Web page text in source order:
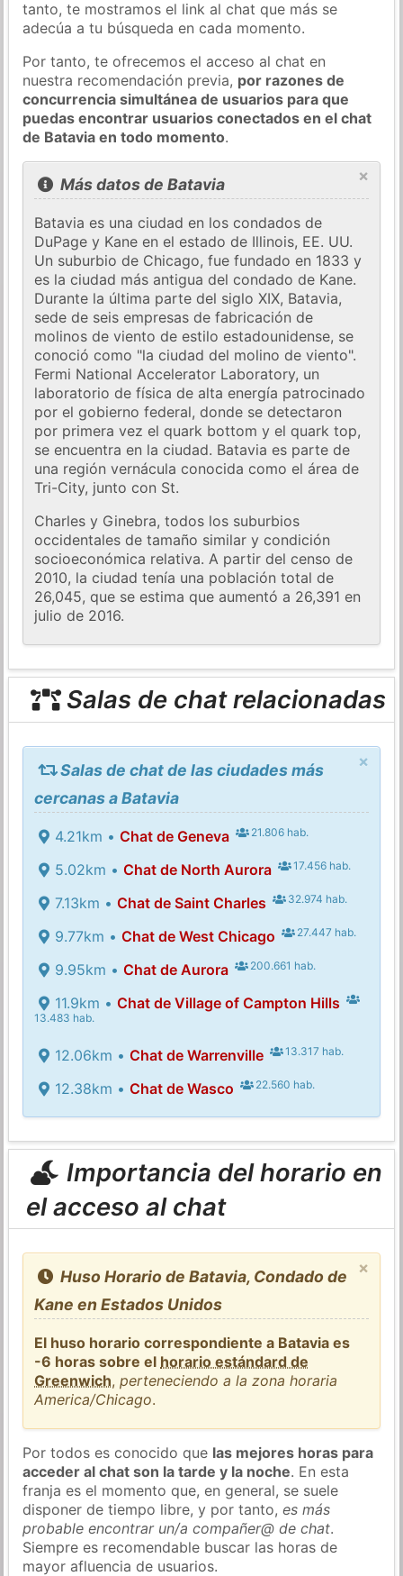
tanto, te mostramos el link al chat que más se
adecúa a tu búsqueda en cada momento.
Por tanto, te ofrecemos el acceso al chat en
nuestra recomendación previa, por razones de
concurrencia simultánea de usuarios para que
puedas encontrar usuarios conectados en el chat
de Batavia en todo momento.
×
Más datos de Batavia
Batavia es una ciudad en los condados de
DuPage y Kane en el estado de Illinois, EE. UU.
Un suburbio de Chicago, fue fundado en 1833 y
es la ciudad más antigua del condado de Kane.
Durante la última parte del siglo XIX, Batavia,
sede de seis empresas de fabricación de
molinos de viento de estilo estadounidense, se
conoció como "la ciudad del molino de viento".
Fermi National Accelerator Laboratory, un
laboratorio de física de alta energía patrocinado
por el gobierno federal, donde se detectaron
por primera vez el quark bottom y el quark top,
se encuentra en la ciudad. Batavia es parte de
una región vernácula conocida como el área de
Tri-City, junto con St.
Charles y Ginebra, todos los suburbios
occidentales de tamaño similar y condición
socioeconómica relativa. A partir del censo de
2010, la ciudad tenía una población total de
26,045, que se estima que aumentó a 26,391 en
julio de 2016.
Salas de chat relacionadas
×
Salas de chat de las ciudades más
cercanas a Batavia
4.21km • Chat de Geneva 21.806 hab.
5.02km • Chat de North Aurora 17.456 hab.
7.13km • Chat de Saint Charles 32.974 hab.
9.77km • Chat de West Chicago 27.447 hab.
9.95km • Chat de Aurora 200.661 hab.
11.9km • Chat de Village of Campton Hills
13.483 hab.
12.06km • Chat de Warrenville 13.317 hab.
12.38km • Chat de Wasco 22.560 hab.
Importancia del horario en
el acceso al chat
×
Huso Horario de Batavia, Condado de
Kane en Estados Unidos
El huso horario correspondiente a Batavia es
-6 horas sobre el horario estándard de
Greenwich,perteneciendo a la zona horaria
America/Chicago.
Por todos es conocido que las mejores horas para
acceder al chat son la tarde y la noche. En esta
franja es el momento que, en general, se suele
disponer de tiempo libre, y por tanto,es más
probable encontrar un/a compañer@ de chat.
Siempre es recomendable buscar las horas de
mayor afluencia de usuarios.